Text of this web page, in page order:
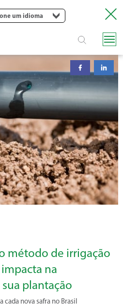
um idioma
método de irrigação
na
plantação
cada nova safra no Brasil